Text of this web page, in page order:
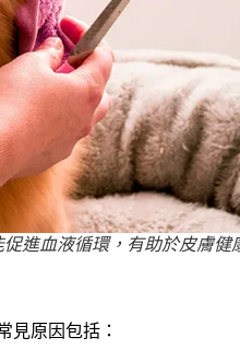
進血液循環，有助於皮膚健
見原因包括：